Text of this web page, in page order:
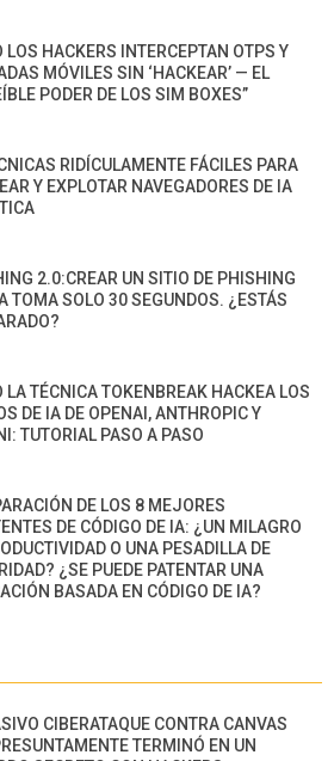
LOS HACKERS INTERCEPTAN OTPS Y
MÓVILES SIN ‘HACKEAR’ — EL
PODER DE LOS SIM BOXES”
RIDÍCULAMENTE FÁCILES PARA
Y EXPLOTAR NAVEGADORES DE IA
2.0:CREAR UN SITIO DE PHISHING
TOMA SOLO 30 SEGUNDOS. ¿ESTÁS
LA TÉCNICA TOKENBREAK HACKEA LOS
DE IA DE OPENAI, ANTHROPIC Y
TUTORIAL PASO A PASO
DE LOS 8 MEJORES
DE CÓDIGO DE IA: ¿UN MILAGRO
O UNA PESADILLA DE
¿SE PUEDE PATENTAR UNA
BASADA EN CÓDIGO DE IA?
CIBERATAQUE CONTRA CANVAS
TERMINÓ EN UN